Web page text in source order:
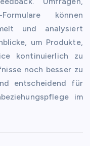
können
und analysiert
um Produkte,
kontinuierlich zu
noch besser zu
entscheidend für
im